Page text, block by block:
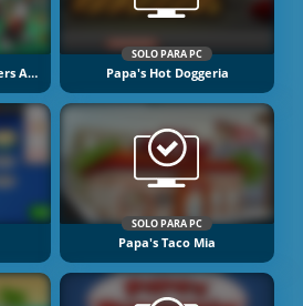
Papa Louie 2: When Burgers Attack
SOLO PARA PC
Papa's Hot Doggeria
SOLO PARA PC
Papa's Taco Mia